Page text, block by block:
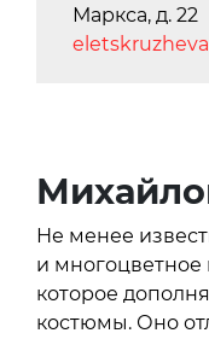
Маркса, д. 22
Не менее
и многоцветное
которое
костюмы. Оно